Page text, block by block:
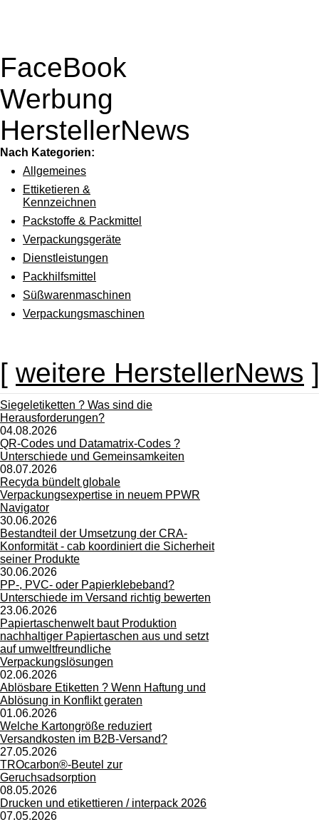
FaceBook
Werbung
HerstellerNews
Nach Kategorien:
Allgemeines
Ettiketieren &
Kennzeichnen
Packstoffe & Packmittel
Verpackungsgeräte
Dienstleistungen
Packhilfsmittel
Süßwarenmaschinen
Verpackungsmaschinen
[ weitere HerstellerNews
Siegeletiketten ? Was sind die
Herausforderungen?
04.08.2026
QR-Codes und Datamatrix-Codes ?
Unterschiede und Gemeinsamkeiten
08.07.2026
Recyda bündelt globale
Verpackungsexpertise in neuem PPWR
Navigator
30.06.2026
Bestandteil der Umsetzung der CRA-
Konformität - cab koordiniert die Sicherheit
seiner Produkte
30.06.2026
PP-, PVC- oder Papierklebeband?
Unterschiede im Versand richtig bewerten
23.06.2026
Papiertaschenwelt baut Produktion
nachhaltiger Papiertaschen aus und setzt
auf umweltfreundliche
Verpackungslösungen
02.06.2026
Ablösbare Etiketten ? Wenn Haftung und
Ablösung in Konflikt geraten
01.06.2026
Welche Kartongröße reduziert
Versandkosten im B2B-Versand?
27.05.2026
TROcarbon®-Beutel zur
Geruchsadsorption
08.05.2026
Drucken und etikettieren / interpack 2026
07.05.2026